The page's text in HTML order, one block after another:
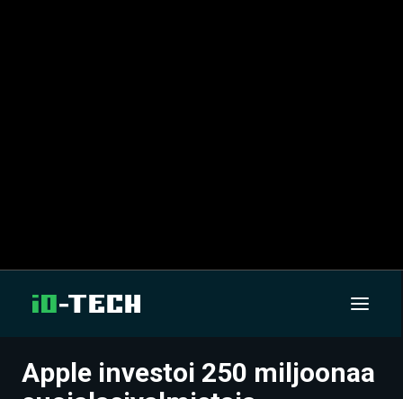
UUTISET
Apple investoi 250 miljoonaa